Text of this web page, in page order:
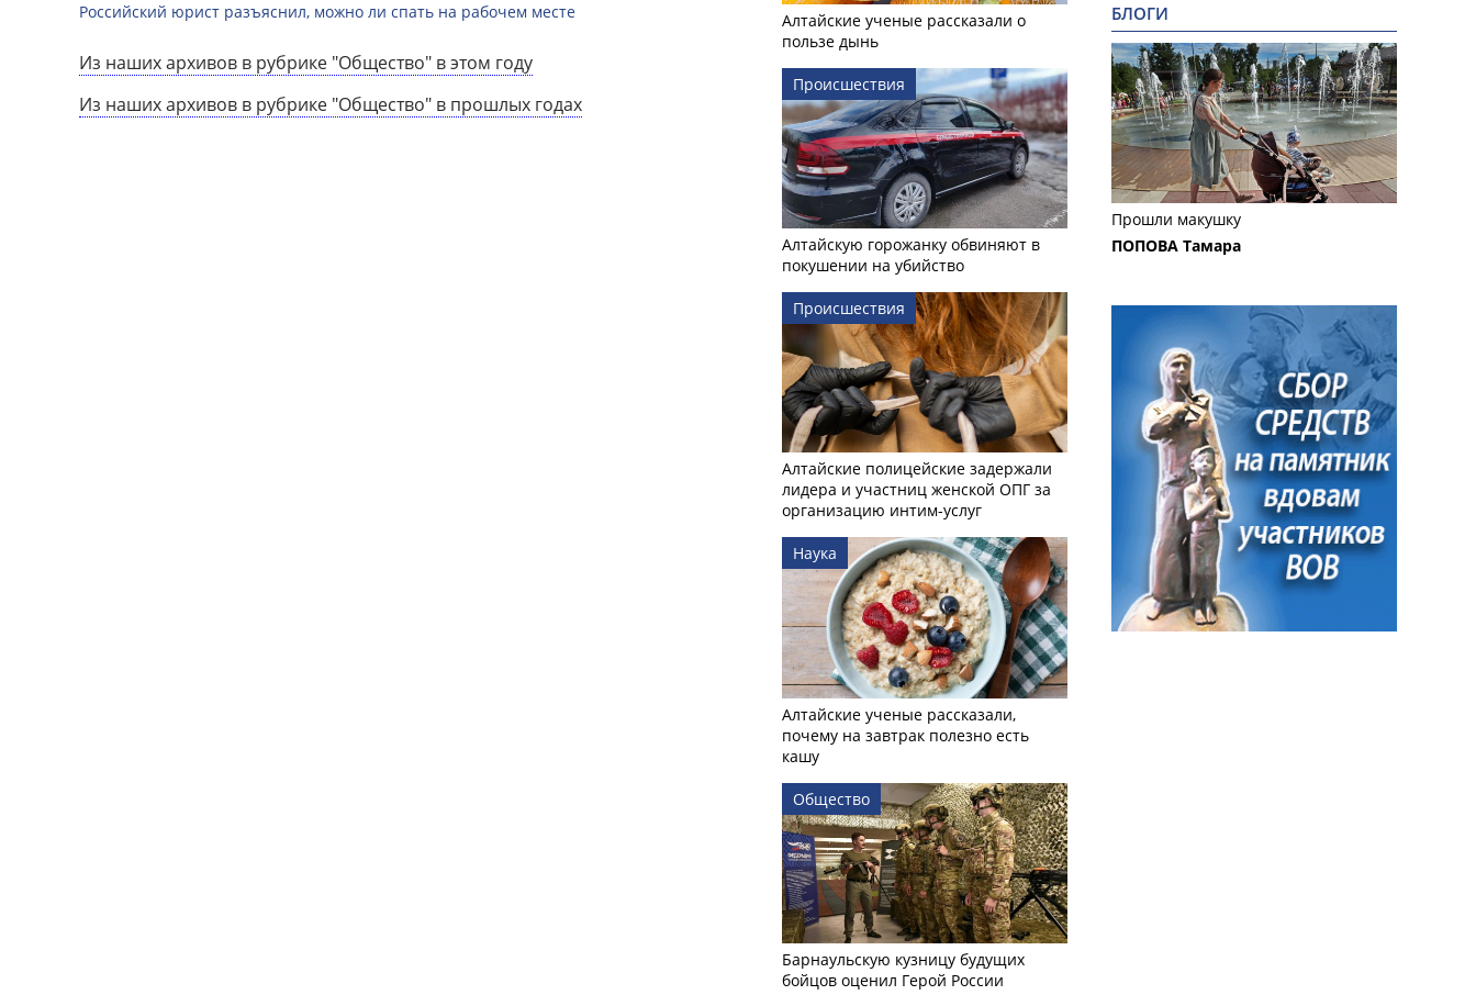
Российский юрист разъяснил, можно ли спать на рабочем месте
Из наших архивов в рубрике "Общество" в этом году
Из наших архивов в рубрике "Общество" в прошлых годах
Алтайские ученые рассказали о
пользе дынь
Происшествия
Алтайскую горожанку обвиняют в
покушении на убийство
Происшествия
Алтайские полицейские задержали
лидера и участниц женской ОПГ за
организацию интим-услуг
Наука
Алтайские ученые рассказали,
почему на завтрак полезно есть
кашу
Общество
Барнаульскую кузницу будущих
бойцов оценил Герой России
БЛОГИ
Прошли макушку
ПОПОВА Тамара